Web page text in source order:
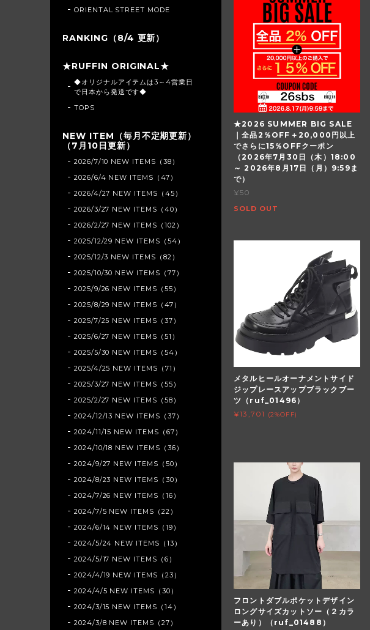
★2026 SUMMER BIG SALE
｜全品2％OFF＋20,000円以上
でさらに15％OFFクーポン
（2026年7月30日（木）18:00
～ 2026年8月17日（月）9:59ま
で）
¥50
SOLD OUT
メタルヒールオーナメントサイド
ジップレースアップブラックブー
ツ（ruf_01496）
¥13,701
(2%OFF)
フロントダブルポケットデザイン
ロングサイズカットソー（２カラ
ーあり）（ruf_01488）
ORIENTAL STREET MODE
RANKING（8/4 更新）
★RUFFIN ORIGINAL★
◆オリジナルアイテムは3～4営業日
で日本から発送です◆
TOPS
NEW ITEM（毎月不定期更新）
（7月10日更新）
2026/7/10 NEW ITEMS（38）
2026/6/4 NEW ITEMS（47）
2026/4/27 NEW ITEMS（45）
2026/3/27 NEW ITEMS（40）
2026/2/27 NEW ITEMS（102）
2025/12/29 NEW ITEMS（54）
2025/12/3 NEW ITEMS（82）
2025/10/30 NEW ITEMS（77）
2025/9/26 NEW ITEMS（55）
2025/8/29 NEW ITEMS（47）
2025/7/25 NEW ITEMS（37）
2025/6/27 NEW ITEMS（51）
2025/5/30 NEW ITEMS（54）
2025/4/25 NEW ITEMS（71）
2025/3/27 NEW ITEMS（55）
2025/2/27 NEW ITEMS（58）
2024/12/13 NEW ITEMS（37）
2024/11/15 NEW ITEMS（67）
2024/10/18 NEW ITEMS（36）
2024/9/27 NEW ITEMS（50）
2024/8/23 NEW ITEMS（30）
2024/7/26 NEW ITEMS（16）
2024/7/5 NEW ITEMS（22）
2024/6/14 NEW ITEMS（19）
2024/5/24 NEW ITEMS（13）
2024/5/17 NEW ITEMS（6）
2024/4/19 NEW ITEMS（23）
2024/4/5 NEW ITEMS（30）
2024/3/15 NEW ITEMS（14）
2024/3/8 NEW ITEMS（27）